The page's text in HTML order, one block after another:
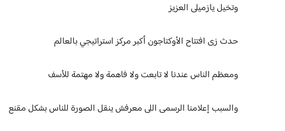
وتخيل يازميلى العزيز
حدث زى افتتاح الأوكتاجون أكبر مركز استراتيجي بالعالم
ومعظم الناس عندنا لا تابعت ولا فاهمة ولا مهتمة للأسف
والسبب إعلامنا الرسمى اللى معرفش ينقل الصورة للناس بشكل مقنع